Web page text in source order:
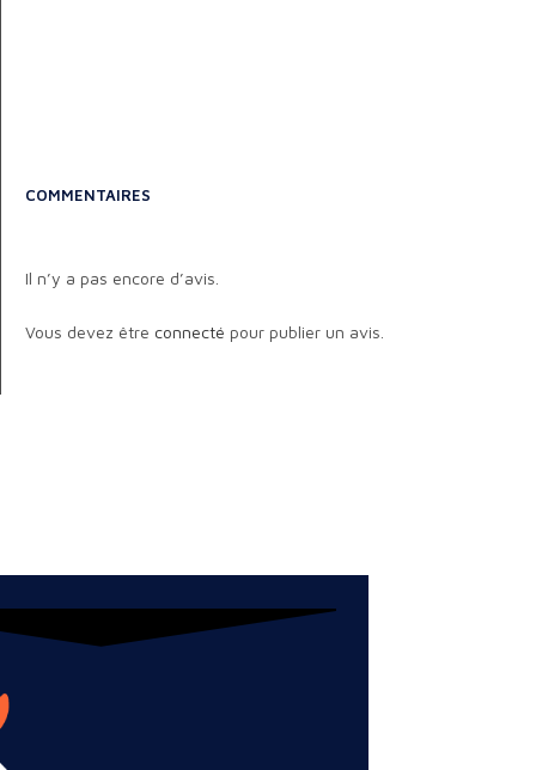
COMMENTAIRES
Il n’y a pas encore d’avis.
Vous devez être connecté pour publier un avis.